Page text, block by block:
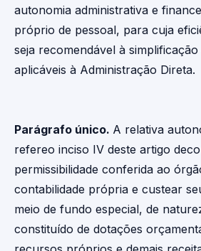
autonomia administrativa e
próprio de pessoal, para cuja
seja recomendável à
aplicáveis à Administração Direta.
Parágrafo único. A relativa
refereo inciso IV deste artigo
permissibilidade conferida ao
contabilidade própria e custear
meio de fundo especial, de
constituído de dotações